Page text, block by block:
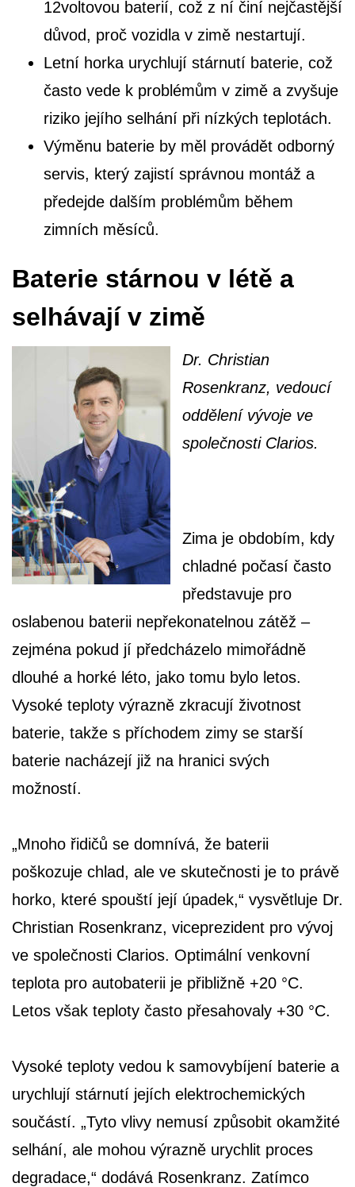
12voltovou baterií, což z ní činí nejčastější
důvod, proč vozidla v zimě nestartují.
Letní horka urychlují stárnutí baterie, což
často vede k problémům v zimě a zvyšuje
riziko jejího selhání při nízkých teplotách.
Výměnu baterie by měl provádět odborný
servis, který zajistí správnou montáž a
předejde dalším problémům během
zimních měsíců.
Baterie stárnou v létě a
selhávají v zimě
Dr. Christian
Rosenkranz, vedoucí
oddělení vývoje ve
společnosti Clarios.
Zima je obdobím, kdy
chladné počasí často
představuje pro
oslabenou baterii nepřekonatelnou zátěž –
zejména pokud jí předcházelo mimořádně
dlouhé a horké léto, jako tomu bylo letos.
Vysoké teploty výrazně zkracují životnost
baterie, takže s příchodem zimy se starší
baterie nacházejí již na hranici svých
možností.
„Mnoho řidičů se domnívá, že baterii
poškozuje chlad, ale ve skutečnosti je to právě
horko, které spouští její úpadek,“ vysvětluje Dr.
Christian Rosenkranz, viceprezident pro vývoj
ve společnosti Clarios. Optimální venkovní
teplota pro autobaterii je přibližně +20 °C.
Letos však teploty často přesahovaly +30 °C.
Vysoké teploty vedou k samovybíjení baterie a
urychlují stárnutí jejích elektrochemických
součástí. „Tyto vlivy nemusí způsobit okamžité
selhání, ale mohou výrazně urychlit proces
degradace,“ dodává Rosenkranz. Zatímco